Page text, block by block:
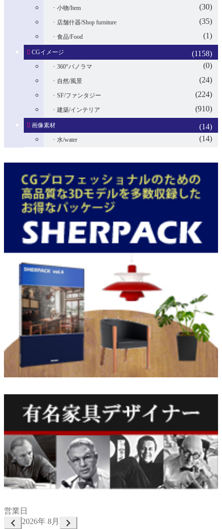
小物/Item (30)
店舗什器/Shop furniture (35)
食品/Food (1)
CGイメージ (1158)
360°パノラマ (0)
自然/風景 (24)
SF/ファンタジー (224)
建築/インテリア (910)
画像素材 (14)
水/water (14)
営業日
2026年 8月